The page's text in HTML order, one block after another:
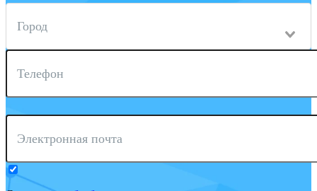
Город
Телефон
Электронная почта